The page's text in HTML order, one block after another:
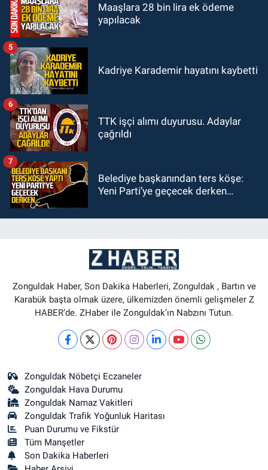
Maaşlara 28 bin lira ek ödeme
yapılacak
Kadriye Karademir hayatını kaybetti
5
TTK işçi alımı duyurusu. Adaylar
çağrıldı
6
Belediye başkanından ters köşe:
Yeni Parti’ye geçecek derken…
7
Zonguldak Haber, Son Dakika Haberleri, Zonguldak , Bartın ve
Karabük başta olmak üzere, ülkemizden önemli gelişmeler Z
HABER’de. ZHaber ile Zonguldak’ın Nabzını Tutun.
Zonguldak Nöbetçi Eczaneler
Zonguldak Hava Durumu
Zonguldak Namaz Vakitleri
Zonguldak Trafik Yoğunluk Haritası
Puan Durumu ve Fikstür
Tüm Manşetler
Son Dakika Haberleri